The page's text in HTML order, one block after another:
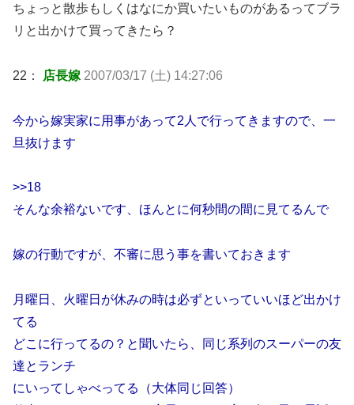
ちょっと散歩もしくはなにか買いたいものがあるってブラ
リと出かけて買ってきたら？
22： 店長嫁 2007/03/17 (土) 14:27:06
今から嫁実家に用事があって2人で行ってきますので、一
旦抜けます
>>18
そんな余裕ないです、ほんとに何秒間の間に見てるんで
嫁の行動ですが、不審に思う事を書いておきます
月曜日、火曜日が休みの時は必ずといっていいほど出かけ
てる
どこに行ってるの？と聞いたら、同じ系列のスーパーの友
達とランチ
にいってしゃべってる（大体同じ回答）